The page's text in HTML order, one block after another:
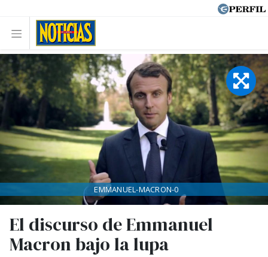
El discurso de Emmanuel
Macron bajo la lupa
EMMANUEL-MACRON-0